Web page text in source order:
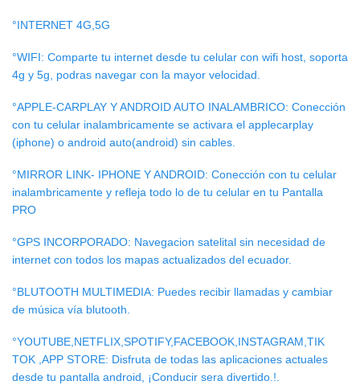
°INTERNET 4G,5G
°WIFI: Comparte tu internet desde tu celular con wifi host, soporta
4g y 5g, podras navegar con la mayor velocidad.
°APPLE-CARPLAY Y ANDROID AUTO INALAMBRICO: Conección
con tu celular inalambricamente se activara el applecarplay
(iphone) o android auto(android) sin cables.
°MIRROR LINK- IPHONE Y ANDROID: Conección con tu celular
inalambricamente y refleja todo lo de tu celular en tu Pantalla
PRO
°GPS INCORPORADO: Navegacion satelital sin necesidad de
internet con todos los mapas actualizados del ecuador.
°BLUTOOTH MULTIMEDIA: Puedes recibir llamadas y cambiar
de música vía blutooth.
°YOUTUBE,NETFLIX,SPOTIFY,FACEBOOK,INSTAGRAM,TIK
TOK ,APP STORE: Disfruta de todas las aplicaciones actuales
desde tu pantalla android, ¡Conducir sera divertido.!.